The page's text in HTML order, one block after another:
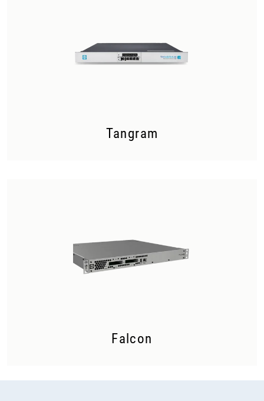
Tangram
Falcon